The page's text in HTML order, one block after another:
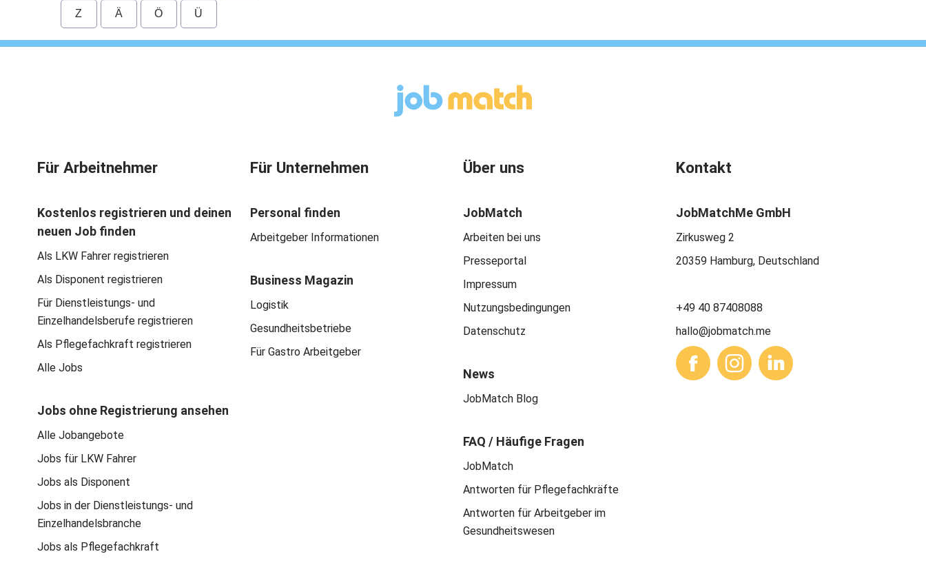
Z Ä Ö Ü
Für Arbeitnehmer
Kostenlos registrieren und deinen
neuen Job finden
Als LKW Fahrer registrieren
Als Disponent registrieren
Für Dienstleistungs- und
Einzelhandelsberufe registrieren
Als Pflegefachkraft registrieren
Alle Jobs
Jobs ohne Registrierung ansehen
Alle Jobangebote
Jobs für LKW Fahrer
Jobs als Disponent
Jobs in der Dienstleistungs- und
Einzelhandelsbranche
Jobs als Pflegefachkraft
Für Unternehmen
Personal finden
Arbeitgeber Informationen
Business Magazin
Logistik
Gesundheitsbetriebe
Für Gastro Arbeitgeber
Über uns
JobMatch
Arbeiten bei uns
Presseportal
Impressum
Nutzungsbedingungen
Datenschutz
News
JobMatch Blog
FAQ / Häufige Fragen
JobMatch
Antworten für Pflegefachkräfte
Antworten für Arbeitgeber im
Gesundheitswesen
Kontakt
JobMatchMe GmbH
Zirkusweg 2
20359 Hamburg, Deutschland
+49 40 87408088
hallo@jobmatch.me